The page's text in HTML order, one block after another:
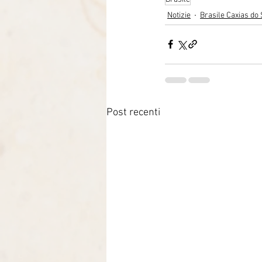
Notizie
Brasile Caxias do
Post recenti